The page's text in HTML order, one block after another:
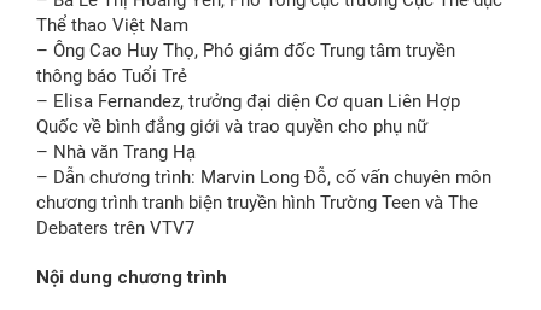
Thể thao Việt Nam
– Ông Cao Huy Thọ, Phó giám đốc Trung tâm truyền
thông báo Tuổi Trẻ
– Elisa Fernandez, trưởng đại diện Cơ quan Liên Hợp
Quốc về bình đẳng giới và trao quyền cho phụ nữ
– Nhà văn Trang Hạ
– Dẫn chương trình: Marvin Long Đỗ, cố vấn chuyên môn
chương trình tranh biện truyền hình Trường Teen và The
Debaters trên VTV7
Nội dung chương trình